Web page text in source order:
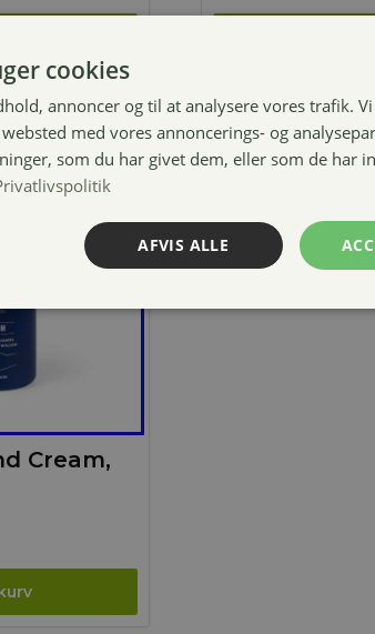
Cream,
cookies
annoncer og til at analysere vores trafik.
med vores annoncerings- og
som du har givet dem, eller som de har
AFVIS ALLE